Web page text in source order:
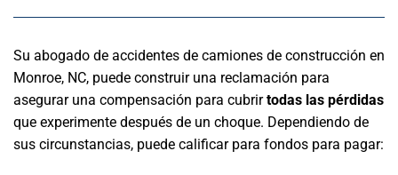
Su abogado de accidentes de camiones de construcción en
Monroe, NC, puede construir una reclamación para
asegurar una compensación para cubrirtodas las pérdidas
que experimente después de un choque. Dependiendo de
sus circunstancias, puede calificar para fondos para pagar: